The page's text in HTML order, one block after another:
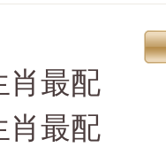
肖最配
肖最配